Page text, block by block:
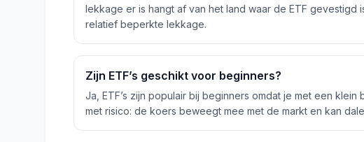
lekkage er is hangt af van het land waar de ETF
relatief beperkte lekkage.
Zijn ETF’s geschikt voor beginners?
Ja, ETF’s zijn populair bij beginners omdat je met een
met risico: de koers beweegt mee met de markt en kan